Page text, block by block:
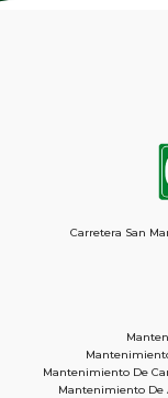
Mantenimiento De
Mantenimiento De
Carretera San